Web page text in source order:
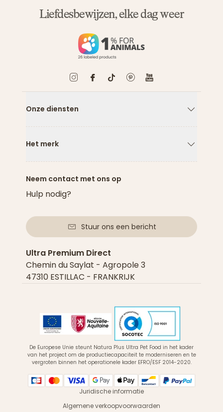
Liefdesbewijzen, elke dag weer
Onze diensten
Het merk
Neem contact met ons op
Hulp nodig?
Stuur ons een bericht
Ultra Premium Direct
Chemin du Saylat - Agropole 3
47310 ESTILLAC - FRANKRIJK
De Europese Unie steunt Natura Plus Ultra Pet Food in het kader
van het project om de productiecapaciteit te moderniseren en te
vergroten binnen het operationele kader EFRO/ESF 2014-2020.
Juridische informatie
Algemene verkoopvoorwaarden